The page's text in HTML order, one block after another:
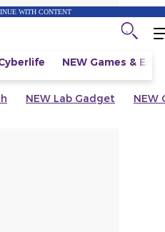
WITH CONTENT
NEW Games &
NEW Lab Gadget NEW